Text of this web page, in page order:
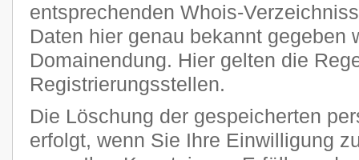
entsprechenden Whois-
Daten hier genau bekannt gegeben
Domainendung. Hier gelten die
Registrierungsstellen.
Die Löschung der gespeicherten
erfolgt, wenn Sie Ihre Einwilligung